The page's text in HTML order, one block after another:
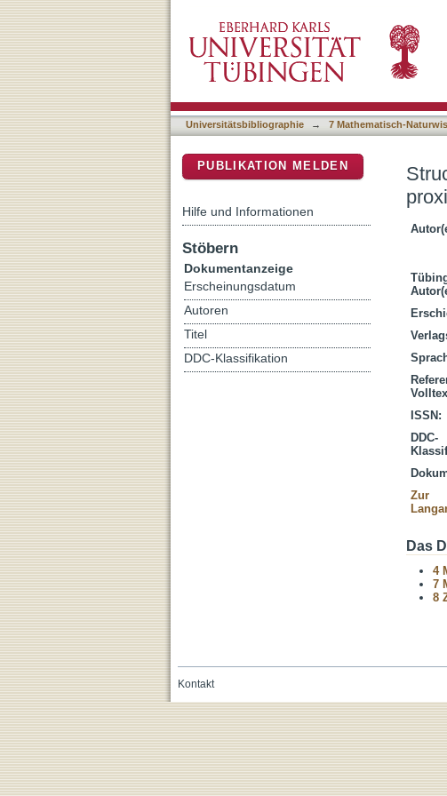
landscape in Arabidopsis
Universitätsbibliographie → 7 Mathematisch-
ISSN:
DDC-
Zur
Das
4
7
8
PUBLIKATION MELDEN
Hilfe und Informationen
Stöbern
Dokumentanzeige
Erscheinungsdatum
Autoren
Titel
DDC-Klassifikation
Kontakt